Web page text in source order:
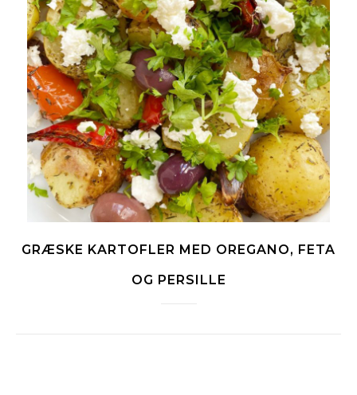
GRÆSKE KARTOFLER MED OREGANO, FETA
OG PERSILLE